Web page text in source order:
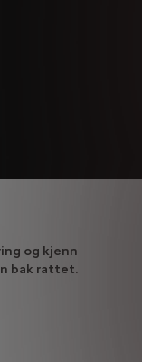
og kjenn
bak rattet.